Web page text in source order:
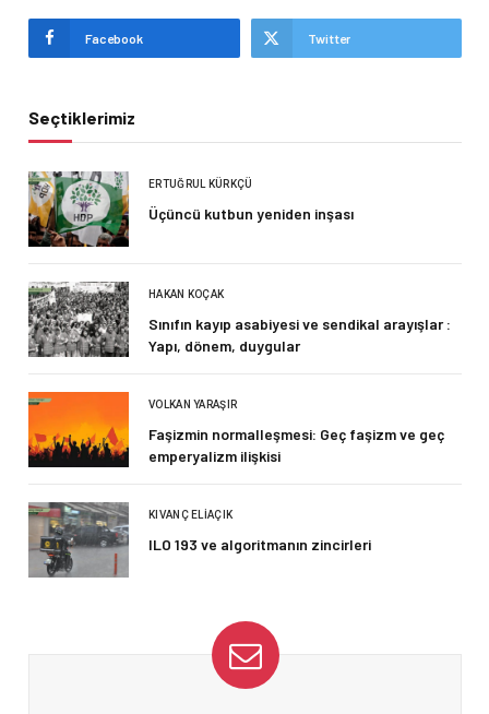
Facebook Twitter
Seçtiklerimiz
ERTUĞRUL KÜRKÇÜ
Üçüncü kutbun yeniden inşası
HAKAN KOÇAK
Sınıfın kayıp asabiyesi ve sendikal arayışlar :
Yapı, dönem, duygular
VOLKAN YARAŞIR
Faşizmin normalleşmesi: Geç faşizm ve geç
emperyalizm ilişkisi
KIVANÇ ELIAÇIK
ILO 193 ve algoritmanın zincirleri